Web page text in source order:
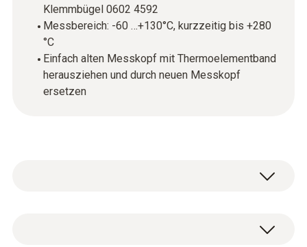
Klemmbügel 0602 4592
Messbereich: -60 …+130°C, kurzzeitig bis +280
°C
Einfach alten Messkopf mit Thermoelementband
herausziehen und durch neuen Messkopf
ersetzen